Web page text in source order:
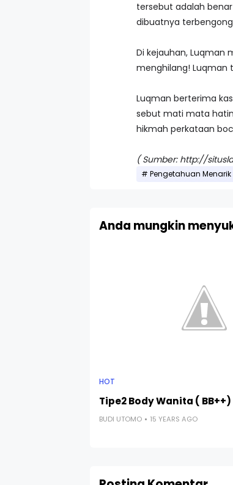
tersebut adalah
dibuatnya
Di kejauhan, Luqman
menghilang! Luqman
Luqman berterima
sebut mati mata
hikmah perkataan
( Sumber: http://
Pengetahuan Menarik
Anda mungkin
HOT
Tipe2 Body Wanita ( BB++)
BUDI UTOMO 15 YEARS AGO